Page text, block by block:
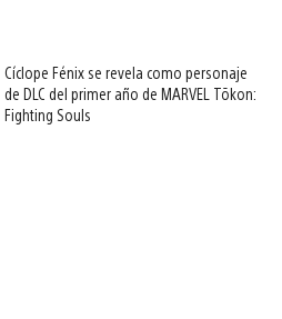
Cíclope Fénix se revela como personaje
de DLC del primer año de MARVEL Tōkon:
Fighting Souls